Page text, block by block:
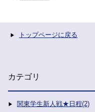
トップページに戻る
カテゴリ
関東学生新人戦★日程(2)